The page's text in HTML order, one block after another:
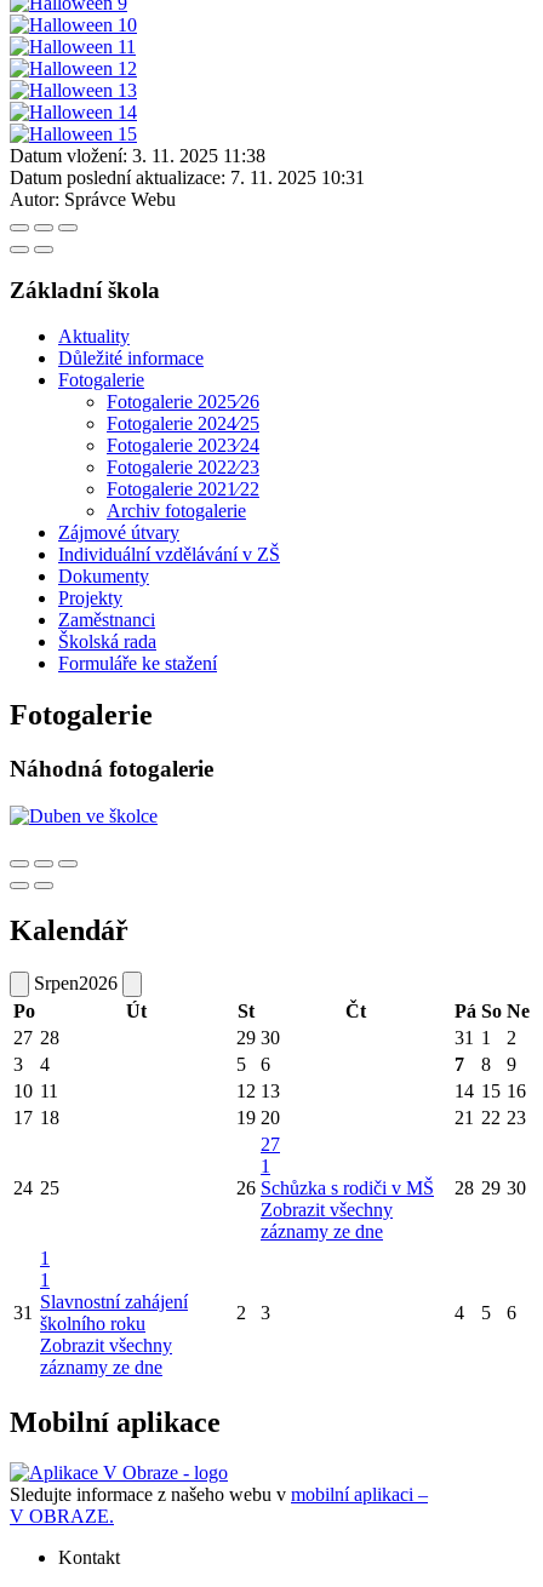
Datum vložení: 3. 11. 2025 11:38
Datum poslední aktualizace: 7. 11. 2025 10:31
Autor: Správce Webu
Základní škola
Aktuality
Důležité informace
Fotogalerie
Fotogalerie 2025⁄26
Fotogalerie 2024⁄25
Fotogalerie 2023⁄24
Fotogalerie 2022⁄23
Fotogalerie 2021⁄22
Archiv fotogalerie
Zájmové útvary
Individuální vzdělávání v ZŠ
Dokumenty
Projekty
Zaměstnanci
Školská rada
Formuláře ke stažení
Fotogalerie
Náhodná fotogalerie
Kalendář
Srpen2026
Po
Út St Čt Pá So Ne
27 28 29 30 31 1
2
3
4 5 6 7 8
9
10 11 12 13 14 15 16
17 18 19 20 21 22 23
24 25 26
27
1
Schůzka s rodiči v MŠ
Zobrazit všechny
záznamy ze dne
28 29 30
31
1
1
Slavnostní zahájení
školního roku
Zobrazit všechny
záznamy ze dne
2 3 4 5 6
Mobilní aplikace
Sledujte informace z našeho webu v mobilní aplikaci –
V OBRAZE.
Kontakt